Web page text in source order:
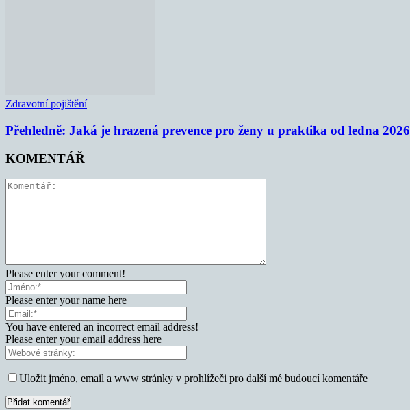
Zdravotní pojištění
Přehledně: Jaká je hrazená prevence pro ženy u praktika od ledna 2026
KOMENTÁŘ
Please enter your comment!
Please enter your name here
You have entered an incorrect email address!
Please enter your email address here
Uložit jméno, email a www stránky v prohlížeči pro další mé budoucí komentáře